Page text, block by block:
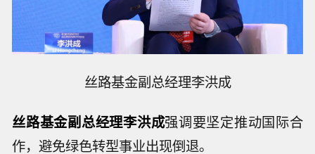
丝路基金副总经理李洪成
丝路基金副总经理李洪成强调要坚定推动国际合
作，避免绿色转型事业出现倒退。